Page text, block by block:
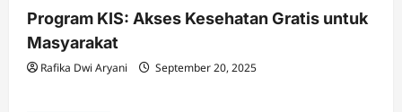
Program KIS: Akses Kesehatan Gratis untuk
Masyarakat
Rafika Dwi Aryani September 20, 2025